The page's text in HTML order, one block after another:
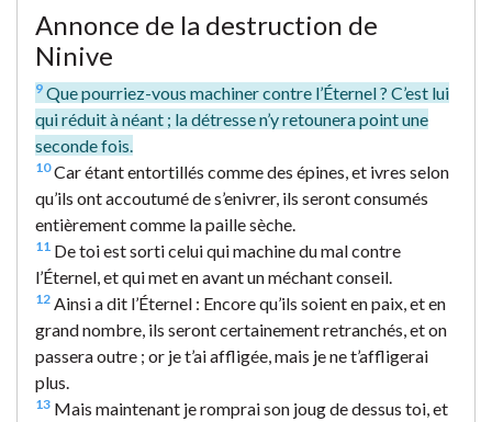
Annonce de la destruction de
Ninive
9 Que pourriez-vous machiner contre l’Éternel ? C’est lui
qui réduit à néant ; la détresse n’y retounera point une
seconde fois.
10Car étant entortillés comme des épines, et ivres selon
qu’ils ont accoutumé de s’enivrer, ils seront consumés
entièrement comme la paille sèche.
11 De toi est sorti celui qui machine du mal contre
l’Éternel, et qui met en avant un méchant conseil.
12 Ainsi a dit l’Éternel : Encore qu’ils soient en paix, et en
grand nombre, ils seront certainement retranchés, et on
passera outre ; or je t’ai affligée, mais je ne t’affligerai
plus.
13 Mais maintenant je romprai son joug de dessus toi, et